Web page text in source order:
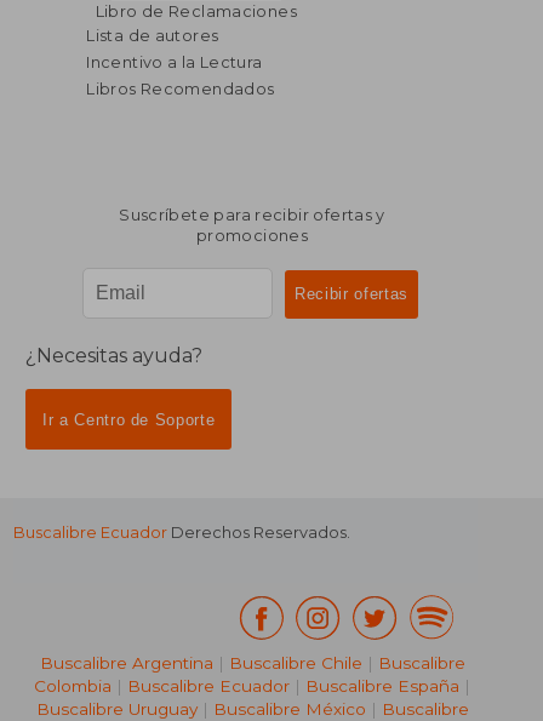
40%
dcto.
Libro de Reclamaciones
Lista de autores
Incentivo a la Lectura
Libros Recomendados
Suscríbete para recibir ofertas y
promociones
¿Necesitas ayuda?
Ir a Centro de Soporte
Buscalibre Ecuador Derechos Reservados.
Buscalibre Argentina | Buscalibre Chile | Buscalibre
Colombia | Buscalibre Ecuador | Buscalibre España |
Buscalibre Uruguay| Buscalibre México | Buscalibre